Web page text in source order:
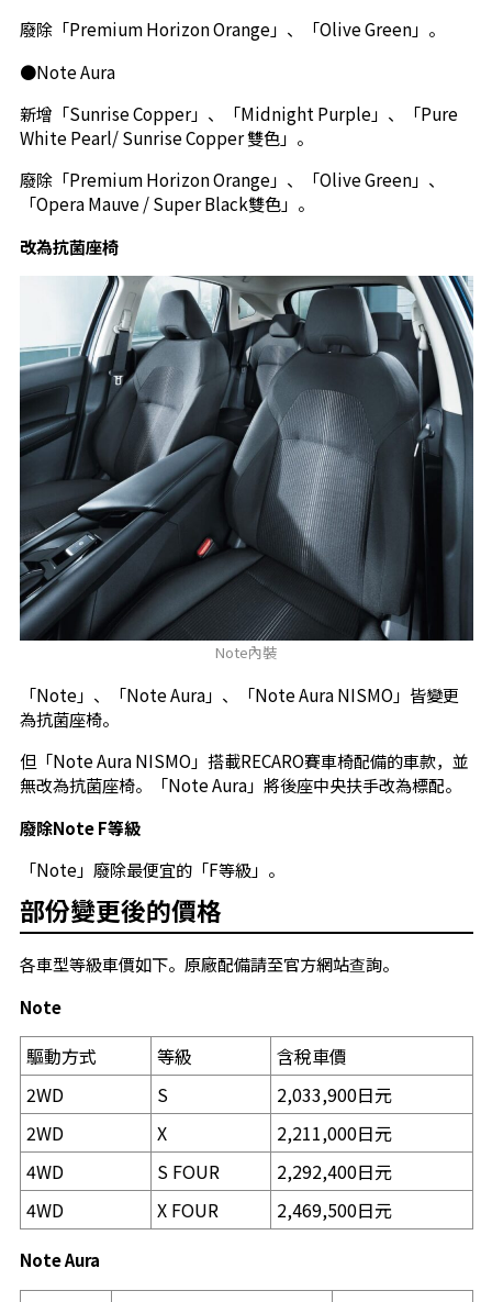
廢除「Premium Horizon Orange」、「Olive Green」。
●Note Aura
新增「Sunrise Copper」、「Midnight Purple」、「Pure
White Pearl/ Sunrise Copper 雙色」。
廢除「Premium Horizon Orange」、「Olive Green」、
「Opera Mauve / Super Black雙色」。
改為抗菌座椅
Note內裝
「Note」、「Note Aura」、「Note Aura NISMO」皆變更
為抗菌座椅。
但「Note Aura NISMO」搭載RECARO賽車椅配備的車款，並
無改為抗菌座椅。「Note Aura」將後座中央扶手改為標配。
廢除Note F等級
「Note」廢除最便宜的「F等級」。
部份變更後的價格
各車型等級車價如下。原廠配備請至官方網站查詢。
Note
驅動方式 等級
含稅車價
2WD
S
2,033,900日元
2WD
X
2,211,000日元
4WD
S FOUR
2,292,400日元
4WD
X FOUR 2,469,500日元
Note Aura